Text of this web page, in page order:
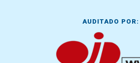
AUDITADO POR: